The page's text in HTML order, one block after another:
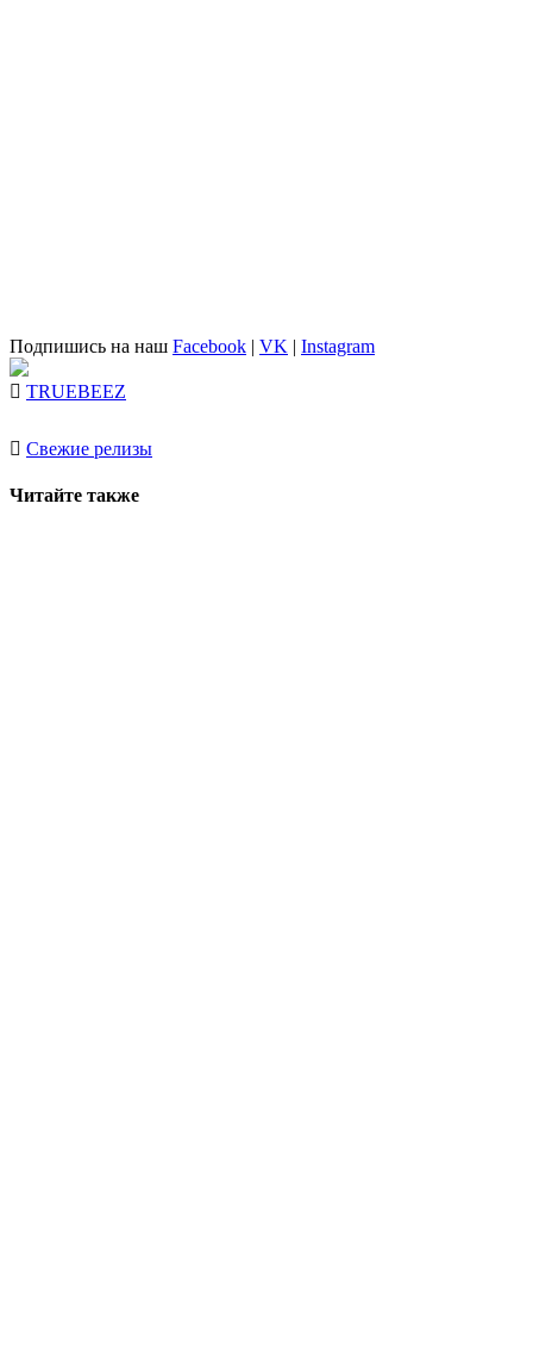
Подпишись на наш Facebook | VK | Instagram
TRUEBEEZ
Свежие релизы
Читайте также